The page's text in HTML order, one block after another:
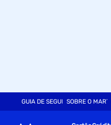
GUIA DE SEGURANÇA
SOBRE O